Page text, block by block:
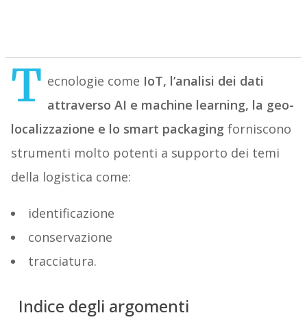
T ecnologie come IoT, l’analisi dei dati
attraverso AI e machine learning, la geo-
localizzazione e lo smart packaging forniscono
strumenti molto potenti a supporto dei temi
della logistica come:
identificazione
conservazione
tracciatura.
Indice degli argomenti